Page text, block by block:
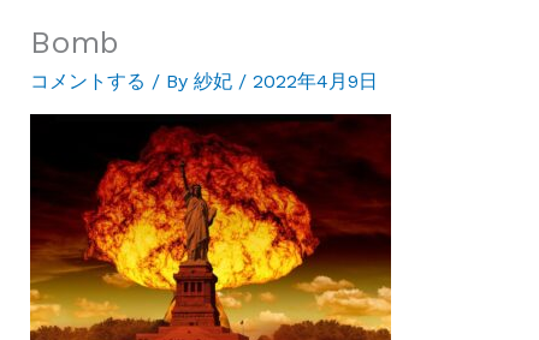
Bomb
コメントする / By 紗妃 / 2022年4月9日